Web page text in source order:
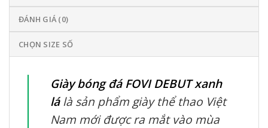
ĐÁNH GIÁ (0)
CHỌN SIZE SỐ
Giày bóng đá FOVI DEBUT xanh
lálà sản phẩm giày thể thao Việt
Nam mới được ra mắt vào mùa